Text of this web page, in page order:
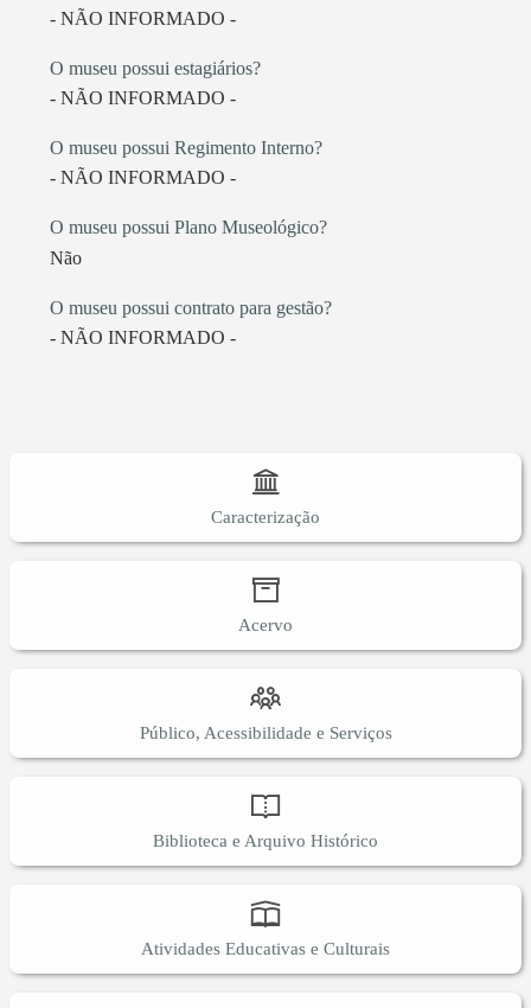
- NÃO INFORMADO -
O museu possui estagiários?
- NÃO INFORMADO -
O museu possui Regimento Interno?
- NÃO INFORMADO -
O museu possui Plano Museológico?
Não
O museu possui contrato para gestão?
- NÃO INFORMADO -
Caracterização
Acervo
Público, Acessibilidade e Serviços
Biblioteca e Arquivo Histórico
Atividades Educativas e Culturais